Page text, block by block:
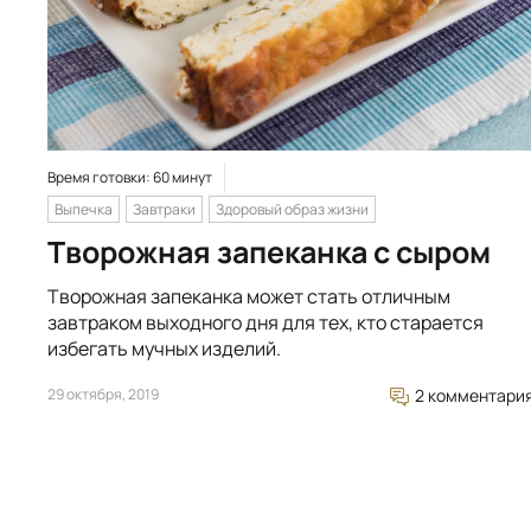
Время готовки: 60 минут
Выпечка
Завтраки Здоровый образ жизни
Творожная запеканка с сыром
Творожная запеканка может стать отличным
завтраком выходного дня для тех, кто старается
избегать мучных изделий.
29 октября, 2019 2